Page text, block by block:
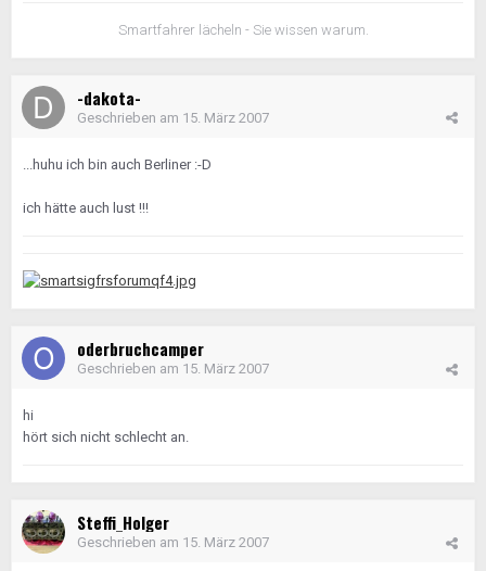
Smartfahrer lächeln - Sie wissen warum.
-dakota-
Geschrieben am 15. März 2007
...huhu ich bin auch Berliner :-D
ich hätte auch lust !!!
oderbruchcamper
Geschrieben am 15. März 2007
hi
hört sich nicht schlecht an.
Steffi_Holger
Geschrieben am 15. März 2007